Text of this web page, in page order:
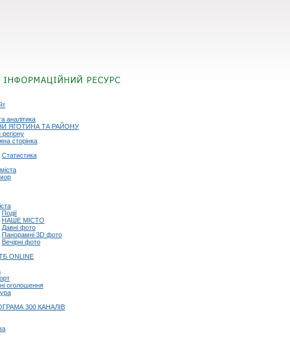
аналітика
ЯГОТИНА ТА РАЙОНУ
сторінка
Статистика
Події
НАШЕ МІСТО
Давні фото
Панорамні 3D фото
Вечірні фото
ТБ ONLINE
оголошення
300 КАНАЛІВ